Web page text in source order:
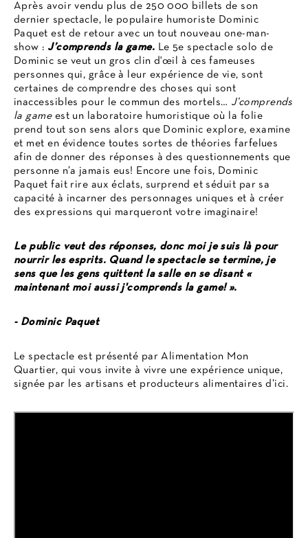
Après avoir vendu plus de 250 000 billets de son
dernier spectacle, le populaire humoriste Dominic
Paquet est de retour avec un tout nouveau one-man-
show : J’comprends la game. Le 5e spectacle solo de
Dominic se veut un gros clin d'œil à ces fameuses
personnes qui, grâce à leur expérience de vie, sont
certaines de comprendre des choses qui sont
inaccessibles pour le commun des mortels… J’comprends
la gameest un laboratoire humoristique où la folie
prend tout son sens alors que Dominic explore, examine
et met en évidence toutes sortes de théories farfelues
afin de donner des réponses à des questionnements que
personne n’a jamais eus! Encore une fois, Dominic
Paquet fait rire aux éclats, surprend et séduit par sa
capacité à incarner des personnages uniques et à créer
des expressions qui marqueront votre imaginaire!
Le public veut des réponses, donc moi je suis là pour
nourrir les esprits. Quand le spectacle se termine, je
sens que les gens quittent la salle en se disant «
maintenant moi aussi j'comprends la game! ».
- Dominic Paquet
Le spectacle est présenté par Alimentation Mon
Quartier, qui vous invite à vivre une expérience unique,
signée par les artisans et producteurs alimentaires d’ici.